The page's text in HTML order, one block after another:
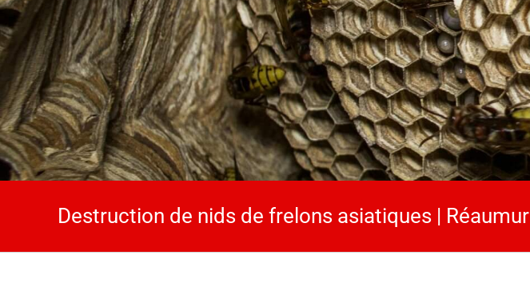
Destruction de nids de frelons asiatiques | Réaumur